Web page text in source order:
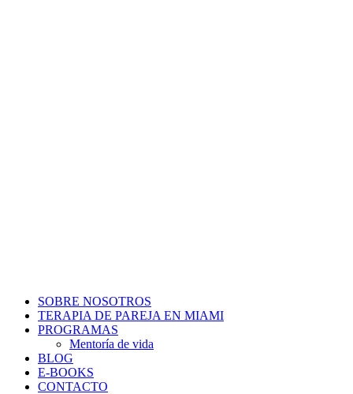
SOBRE NOSOTROS
TERAPIA DE PAREJA EN MIAMI
PROGRAMAS
Mentoría de vida
BLOG
E-BOOKS
CONTACTO